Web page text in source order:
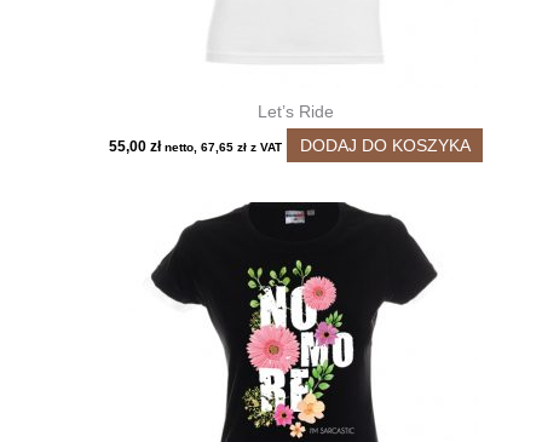
Let’s Ride
55,00zł netto,67,65zł z VAT DODAJ DO KOSZYKA